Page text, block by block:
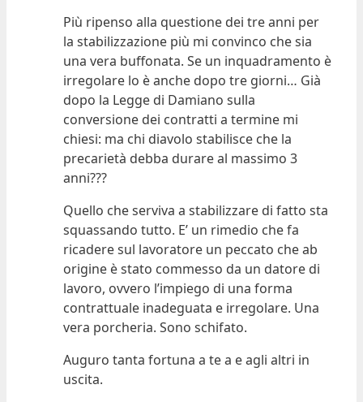
Più ripenso alla questione dei tre anni per
la stabilizzazione più mi convinco che sia
una vera buffonata. Se un inquadramento è
irregolare lo è anche dopo tre giorni… Già
dopo la Legge di Damiano sulla
conversione dei contratti a termine mi
chiesi: ma chi diavolo stabilisce che la
precarietà debba durare al massimo 3
anni???
Quello che serviva a stabilizzare di fatto sta
squassando tutto. E’ un rimedio che fa
ricadere sul lavoratore un peccato che ab
origine è stato commesso da un datore di
lavoro, ovvero l’impiego di una forma
contrattuale inadeguata e irregolare. Una
vera porcheria. Sono schifato.
Auguro tanta fortuna a te a e agli altri in
uscita.